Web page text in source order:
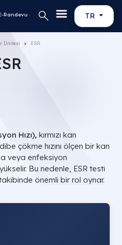
TR
Randevu
Ünitesi ESR
Hızı), kırmızı kan
çökme hızını ölçen bir kan
veya enfeksiyon
Bu nedenle, ESR testi
önemli bir rol oynar.